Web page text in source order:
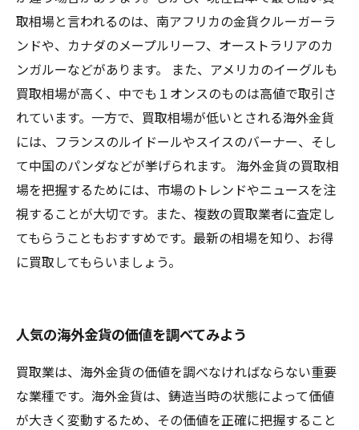
取相場と言われるのは、南アフリカの金貨クルーガーラ
ンドや、カナダのメープルリーフ、オーストラリアのカ
ンガルーなどがあります。 また、アメリカのイーグルも
買取相場が高く、中でも１オンスのものは高値で取引さ
れています。一方で、買取相場が低いとされる海外金貨
には、フランスのルイドールやスイスのバーナー、そし
て中国のパンダなどが挙げられます。 海外金貨の買取相
場を把握するためには、市場のトレンドやニュースを注
視することが大切です。また、複数の買取業者に査定し
てもらうこともおすすめです。最新の相場を知り、お得
に買取してもらいましょう。
人気の海外金貨の価値を調べてみよう
買取業は、海外金貨の価値を調べなければならない重要
な業種です。海外金貨は、鋳造当時の状態によって価値
が大きく変動するため、その価値を正確に把握すること